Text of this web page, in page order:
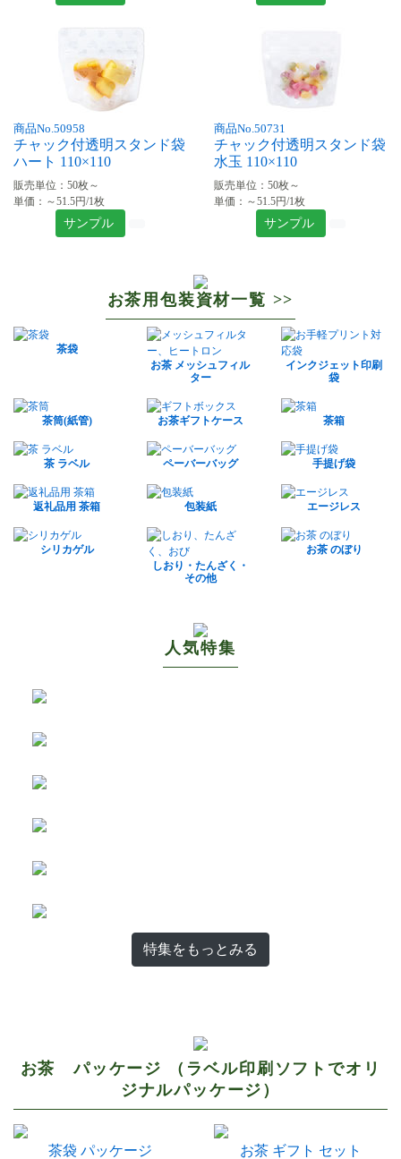
商品No.50958
チャック付透明スタンド袋
ハート 110×110
販売単位：50枚～
単価：～51.5円/1枚
サンプル
商品No.50731
チャック付透明スタンド袋
水玉 110×110
販売単位：50枚～
単価：～51.5円/1枚
サンプル
お茶用包装資材一覧 >>
茶袋
お茶 メッシュフィル
ター
インクジェット印刷
袋
茶筒(紙管) お茶ギフトケース 茶箱
茶 ラベル ペーバーバッグ 手提げ袋
返礼品用 茶箱 包装紙 エージレス
シリカゲル
しおり・たんざく・
その他
お茶 のぼり
人気特集
特集をもっとみる
お茶 パッケージ （ラベル印刷ソフトでオリ
ジナルパッケージ）
茶袋 パッケージ お茶 ギフト セット